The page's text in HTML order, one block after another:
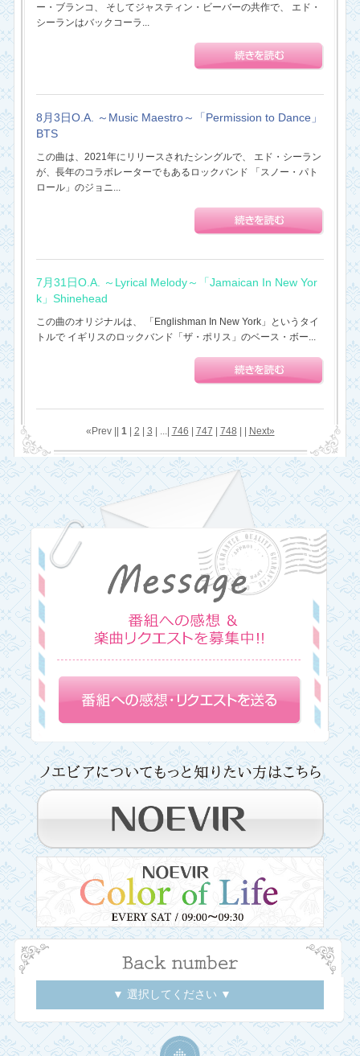
ー・ブランコ、 そしてジャスティン・ビーバーの共作で、 エド・
シーランはバックコーラ...
8月3日O.A. ～Music Maestro～「Permission to Dance」
BTS
この曲は、2021年にリリースされたシングルで、 エド・シーラン
が、長年のコラボレーターでもあるロックバンド 「スノー・パト
ロール」のジョニ...
7月31日O.A. ～Lyrical Melody～「Jamaican In New Yor
k」Shinehead
この曲のオリジナルは、 「Englishman In New York」というタイ
トルで イギリスのロックバンド「ザ・ポリス」のベース・ボー...
«Prev || 1| 2 3 | ...| 746 747 748 Next»